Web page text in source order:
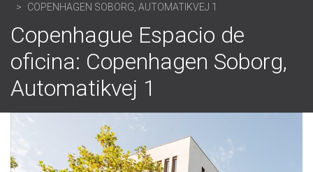
COPENHAGEN SOBORG, AUTOMATIKVEJ 1
Copenhague Espacio de
oficina: Copenhagen Soborg,
Automatikvej 1